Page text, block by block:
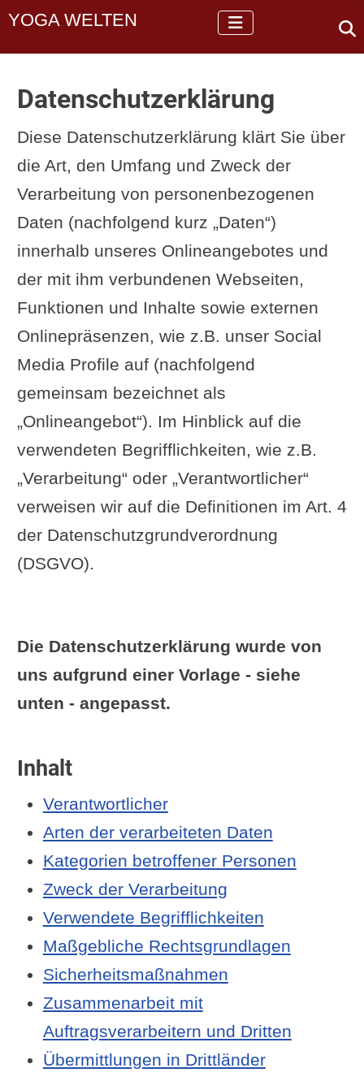
YOGA WELTEN
Datenschutzerklärung
Diese Datenschutzerklärung klärt Sie über
die Art, den Umfang und Zweck der
Verarbeitung von personenbezogenen
Daten (nachfolgend kurz „Daten“)
innerhalb unseres Onlineangebotes und
der mit ihm verbundenen Webseiten,
Funktionen und Inhalte sowie externen
Onlinepräsenzen, wie z.B. unser Social
Media Profile auf (nachfolgend
gemeinsam bezeichnet als
„Onlineangebot“). Im Hinblick auf die
verwendeten Begrifflichkeiten, wie z.B.
„Verarbeitung“ oder „Verantwortlicher“
verweisen wir auf die Definitionen im Art. 4
der Datenschutzgrundverordnung
(DSGVO).
Die Datenschutzerklärung wurde von
uns aufgrund einer Vorlage - siehe
unten - angepasst.
Inhalt
Verantwortlicher
Arten der verarbeiteten Daten
Kategorien betroffener Personen
Zweck der Verarbeitung
Verwendete Begrifflichkeiten
Maßgebliche Rechtsgrundlagen
Sicherheitsmaßnahmen
Zusammenarbeit mit
Auftragsverarbeitern und Dritten
Übermittlungen in Drittländer